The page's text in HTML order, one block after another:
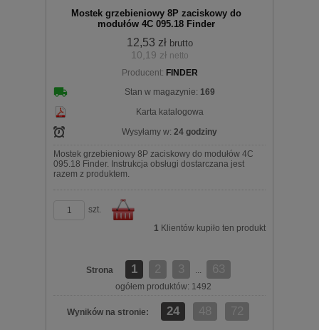
koszyka
Mostek grzebieniowy 8P zaciskowy do
modułów 4C 095.18 Finder
12,53 zł brutto
10,19 zł netto
Producent: FINDER
Stan w magazynie: 169
Karta katalogowa
Wysyłamy w: 24 godziny
Mostek grzebieniowy 8P zaciskowy do modułów 4C
095.18 Finder. Instrukcja obsługi dostarczana jest
razem z produktem.
szt.
1 Klientów kupiło ten produkt
Strona 1 ...
ogółem produktów: 1492
Wyników na stronie: 24